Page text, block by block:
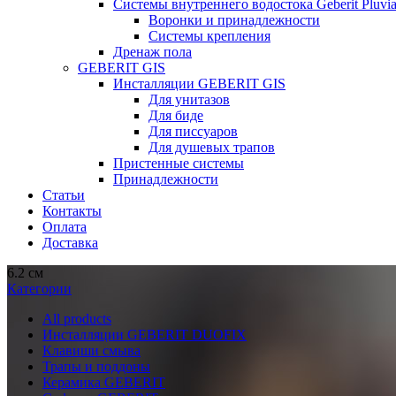
Системы внутреннего водостока Geberit Pluvia
Воронки и принадлежности
Системы крепления
Дренаж пола
GEBERIT GIS
Инсталляции GEBERIT GIS
Для унитазов
Для биде
Для писсуаров
Для душевых трапов
Пристенные системы
Принадлежности
Статьи
Контакты
Оплата
Доставка
6.2 см
Категории
All products
Инсталляции GEBERIT DUOFIX
Клавиши смыва
Трапы и поддоны
Керамика GEBERIT